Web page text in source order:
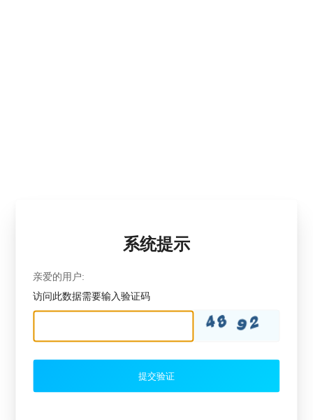
系统提示
亲爱的用户:
访问此数据需要输入验证码